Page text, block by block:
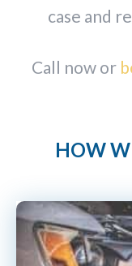
case and
Call now or
HOW